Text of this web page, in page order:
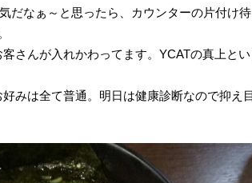
だなぁ～と思ったら、カウンターの片付け
さんが入れかわってます。YCATの真上と
みは全て普通。明日は健康診断なので抑え